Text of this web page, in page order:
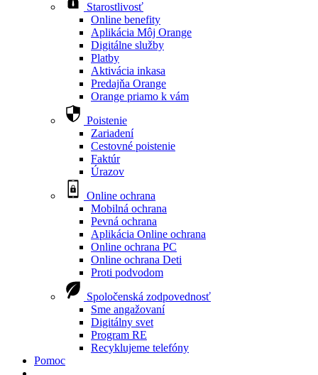
Starostlivosť
Online benefity
Aplikácia Môj Orange
Digitálne služby
Platby
Aktivácia inkasa
Predajňa Orange
Orange priamo k vám
Poistenie
Zariadení
Cestovné poistenie
Faktúr
Úrazov
Online ochrana
Mobilná ochrana
Pevná ochrana
Aplikácia Online ochrana
Online ochrana PC
Online ochrana Deti
Proti podvodom
Spoločenská zodpovednosť
Sme angažovaní
Digitálny svet
Program RE
Recyklujeme telefóny
Pomoc